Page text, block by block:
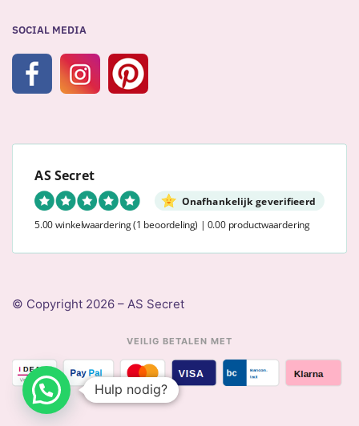
SOCIAL MEDIA
AS Secret
Onafhankelijk geverifieerd
5.00 winkelwaardering(1 beoordeling) | 0.00 productwaardering
© Copyright 2026 – AS Secret
VEILIG BETALEN MET
Hulp nodig?